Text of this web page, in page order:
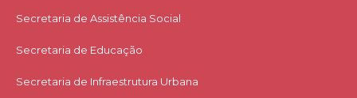
Secretaria de Assistência Social
Secretaria de Educação
Secretaria de Infraestrutura Urbana